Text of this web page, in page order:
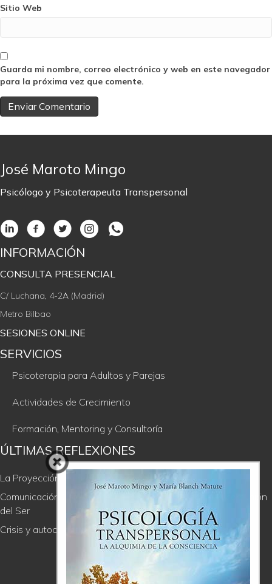
Sitio Web
Guarda mi nombre, correo electrónico y web en este navegador
para la próxima vez que comente.
José Maroto Mingo
Psicólogo y Psicoterapeuta Transpersonal
INFORMACIÓN
CONSULTA PRESENCIAL
C/ Luchana, 4-2A (Madrid)
Metro Bilbao
SESIONES ONLINE
SERVICIOS
Psicoterapia para Adultos y Parejas
Actividades de Crecimiento
Formación, Mentoring y Consultoría
ÚLTIMAS REFLEXIONES
La Proyección, un regalo incómodo
Comunicación Consciente; de la soledad del ego a la comunión
del Ser
Crisis y autocuidado. Los límites entre la culpa y el perdón